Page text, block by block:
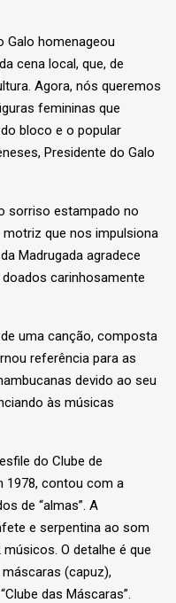
Galo homenageou
cena local, que, de
Agora, nós queremos
femininas que
bloco e o popular
Presidente do Galo
sorriso estampado no
que nos impulsiona
Madrugada agradece
carinhosamente
uma canção, composta
referência para as
devido ao seu
às músicas
do Clube de
1978, contou com a
de “almas”. A
e serpentina ao som
O detalhe é que
(capuz),
das Máscaras”.